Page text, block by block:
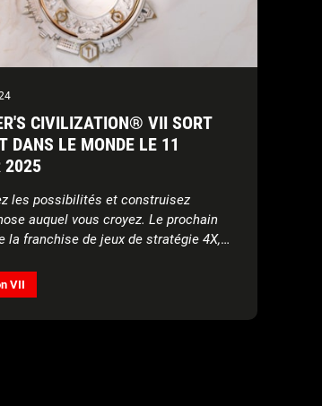
CIVILIZATION® VII SORT
DANS LE MONDE LE 11
2025
les possibilités et construisez
auquel vous croyez. Le prochain
la franchise de jeux de stratégie 4X,
en précommande dès aujourd'hui !
VII